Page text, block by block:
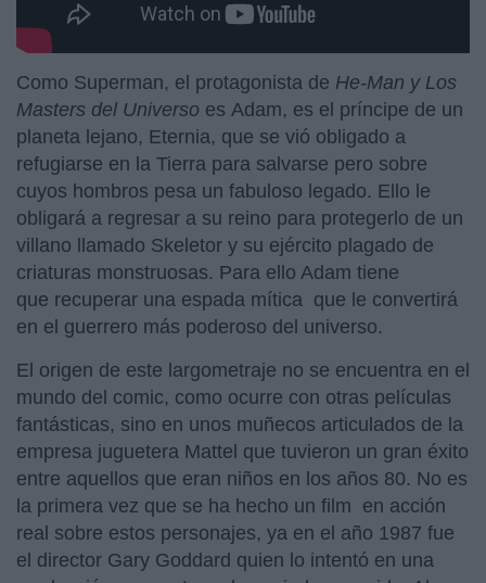
Como Superman, el protagonista de He-Man y Los
Masters del Universo es Adam, es el príncipe de un
planeta lejano, Eternia, que se vió obligado a
refugiarse en la Tierra para salvarse pero sobre
cuyos hombros pesa un fabuloso legado. Ello le
obligará a regresar a su reino para protegerlo de un
villano llamado Skeletor y su ejército plagado de
criaturas monstruosas. Para ello Adam tiene
que recuperar una espada mítica que le convertirá
en el guerrero más poderoso del universo.
El origen de este largometraje no se encuentra en el
mundo del comic, como ocurre con otras películas
fantásticas, sino en unos muñecos articulados de la
empresa juguetera Mattel que tuvieron un gran éxito
entre aquellos que eran niños en los años 80. No es
la primera vez que se ha hecho un film en acción
real sobre estos personajes, ya en el año 1987 fue
el director Gary Goddard quien lo intentó en una